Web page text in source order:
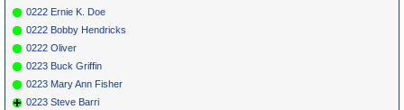
0222 Ernie K. Doe
0222 Bobby Hendricks
0222 Oliver
0223 Buck Griffin
0223 Mary Ann Fisher
0223 Steve Barri